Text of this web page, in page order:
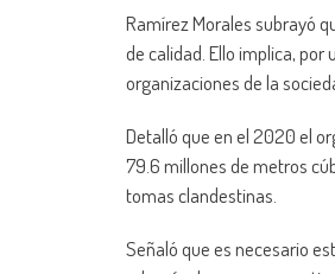
Ramírez Morales subrayó
de calidad. Ello implica,
organizaciones de la
Detalló que en el 2020 el
79.6 millones de metros
tomas clandestinas.
Señaló que es necesario